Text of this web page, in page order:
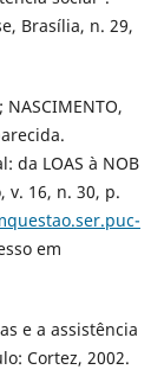
Brasília, n. 29,
da LOAS à NOB
v. 16, n. 30, p.
em
e a assistência
Cortez, 2002.